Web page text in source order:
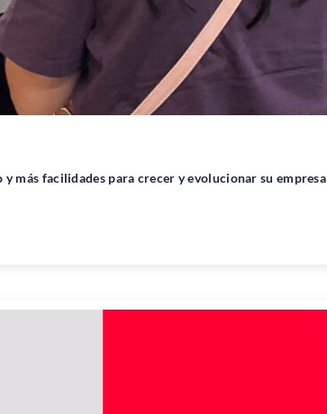
más facilidades para crecer y evolucionar su empresa